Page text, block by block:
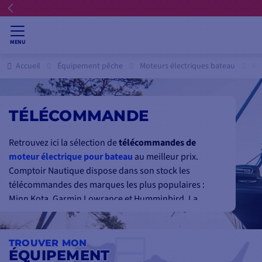
MENU
Accueil Équipement pêche Moteurs électriques bateau
TÉLÉCOMMANDE
Retrouvez ici la sélection detélécommandes de
moteur électrique pour bateau au meilleur prix.
Comptoir Nautique dispose dans son stock les
télécommandes des marques les plus populaires :
Minn Kota, Garmin Lowrance et Humminbird. La
télécommande pour moteur électrique pour bateau
de pêche en eau douceoubateau de pêche en mer
vous permet de contrôler bon nombre de
fonctionnalitéscomme la vitesse, la direction du
TROUVER MON
ÉQUIPEMENT